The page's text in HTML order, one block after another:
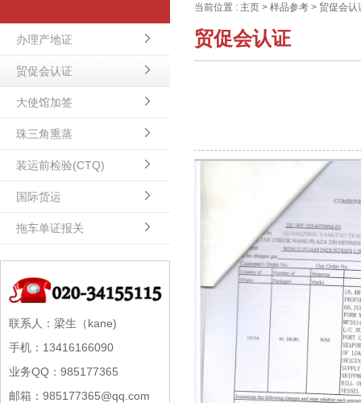
办理产地证
贸促会认证
大使馆加签
珠三角熏蒸
装运前检验(CTQ)
国际货运
拖车单证报关
联系人：梁生（kane)
手机：13416166090
业务QQ：985177365
邮箱：985177365@qq.com
当前位置 : 主页 > 样品参考 > 贸促会认
贸促会认证